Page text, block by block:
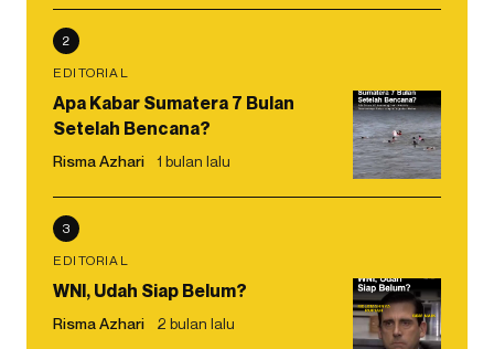
2
EDITORIAL
Apa Kabar Sumatera 7 Bulan
Setelah Bencana?
Risma Azhari 1 bulan lalu
3
EDITORIAL
WNI, Udah Siap Belum?
Risma Azhari 2 bulan lalu